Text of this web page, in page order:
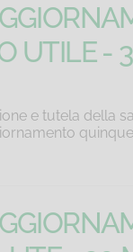
UTILE -
e tutela della